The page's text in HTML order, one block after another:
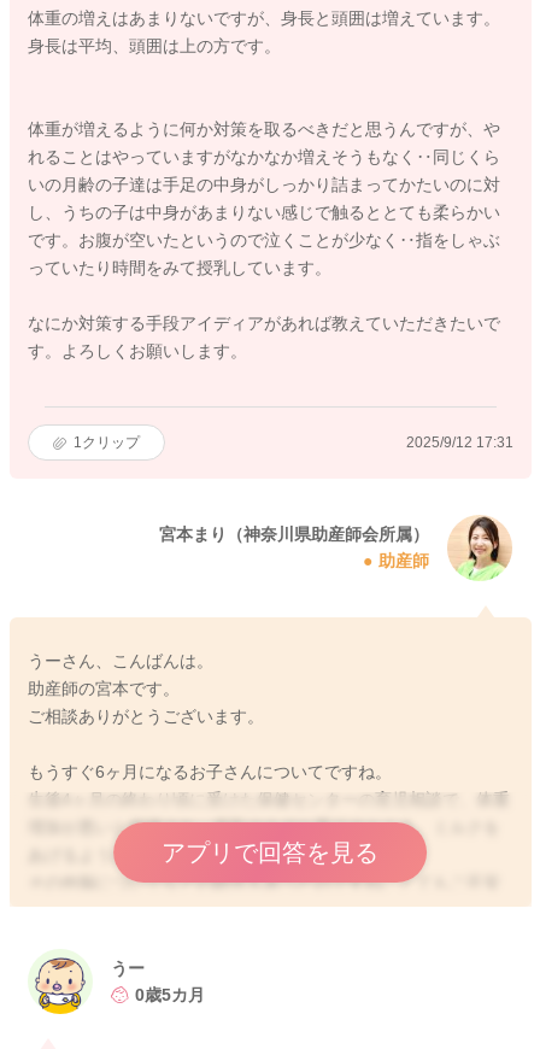
体重の増えはあまりないですが、身長と頭囲は増えています。
身長は平均、頭囲は上の方です。
体重が増えるように何か対策を取るべきだと思うんですが、や
れることはやっていますがなかなか増えそうもなく‥同じくら
いの月齢の子達は手足の中身がしっかり詰まってかたいのに対
し、うちの子は中身があまりない感じで触るととても柔らかい
です。お腹が空いたというので泣くことが少なく‥指をしゃぶ
っていたり時間をみて授乳しています。
なにか対策する手段アイディアがあれば教えていただきたいで
す。よろしくお願いします。
1 クリップ 2025/9/12 17:31
宮本まり（神奈川県助産師会所属）
助産師
うーさん、こんばんは。
助産師の宮本です。
ご相談ありがとうございます。
もうすぐ6ヶ月になるお子さんについてですね。
生後4ヶ月の終わり頃に受けた保健センターの育児相談で、体重
増加が悪いと指摘され、母乳のみでお育てのところ、ミルクを
あげるようにいわれたのですね。
その他脳についてなどの助言もあったのですね。とてもご不安
なお気持ちになられたことと思います。健診、大変お疲れ様で
その前の4ヶ月健診では小児科医の診察を受けられたとのこと、
アプリで回答を見る
うー
0歳5カ月